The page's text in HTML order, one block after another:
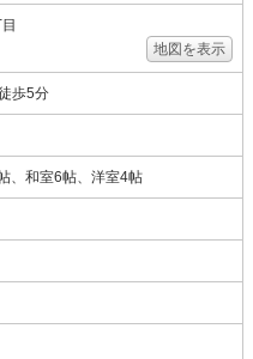
地図を表示
歩5分
、和室6帖、洋室4帖